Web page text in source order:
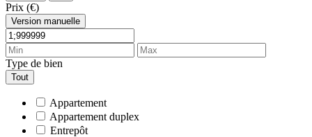
Prix (€)
Version manuelle
Type de bien
Tout
Appartement
Appartement duplex
Entrepôt